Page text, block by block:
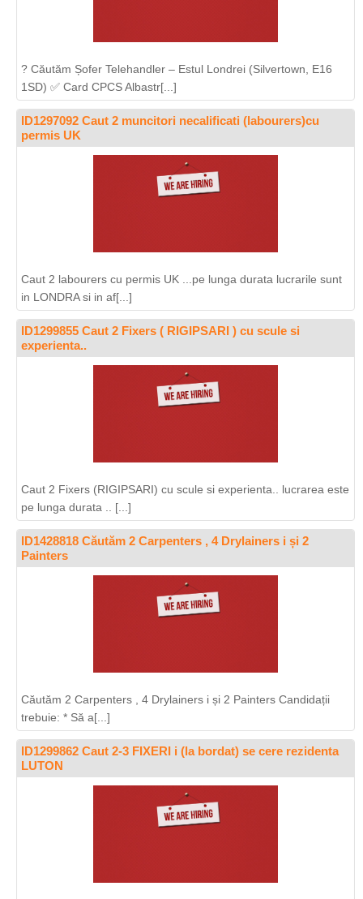
? Căutăm Șofer Telehandler – Estul Londrei (Silvertown, E16
1SD) ✅ Card CPCS Albastr[...]
ID1297092 Caut 2 muncitori necalificati (labourers)cu
permis UK
Caut 2 labourers cu permis UK ...pe lunga durata lucrarile sunt
in LONDRA si in af[...]
ID1299855 Caut 2 Fixers ( RIGIPSARI ) cu scule si
experienta..
Caut 2 Fixers (RIGIPSARI) cu scule si experienta.. lucrarea este
pe lunga durata .. [...]
ID1428818 Căutăm 2 Carpenters , 4 Drylainers i și 2
Painters
Căutăm 2 Carpenters , 4 Drylainers i și 2 Painters Candidații
trebuie: * Să a[...]
ID1299862 Caut 2-3 FIXERI i (la bordat) se cere rezidenta
LUTON